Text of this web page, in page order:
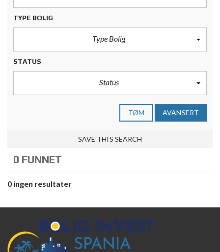
TYPE BOLIG
Type Bolig
STATUS
Status
TØM AVANSERT
SAVE THIS SEARCH
0 FUNNET
0 ingen resultater